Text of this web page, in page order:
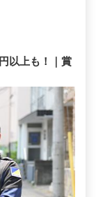
以上も！｜賞